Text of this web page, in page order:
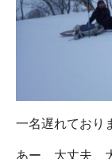
一名遅れており
あー、大丈夫、